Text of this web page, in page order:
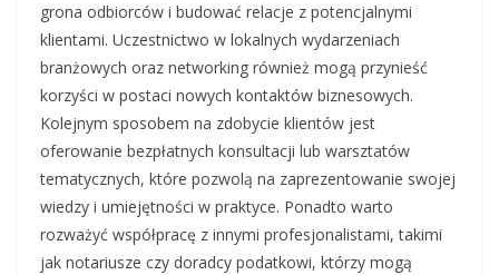
grona odbiorców i budować relacje z potencjalnymi
klientami. Uczestnictwo w lokalnych wydarzeniach
branżowych oraz networking również mogą przynieść
korzyści w postaci nowych kontaktów biznesowych.
Kolejnym sposobem na zdobycie klientów jest
oferowanie bezpłatnych konsultacji lub warsztatów
tematycznych, które pozwolą na zaprezentowanie swojej
wiedzy i umiejętności w praktyce. Ponadto warto
rozważyć współpracę z innymi profesjonalistami, takimi
jak notariusze czy doradcy podatkowi, którzy mogą